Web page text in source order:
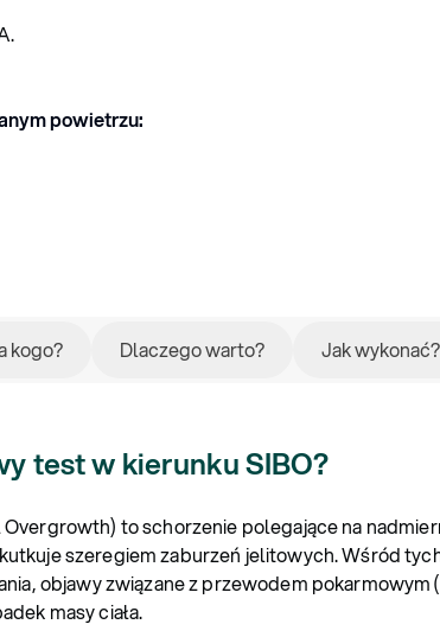
powietrzu:
kogo? Dlaczego warto? Jak wykonać?
test w kierunku SIBO?
to schorzenie polegające na
szeregiem zaburzeń jelitowych. Wśród
objawy związane z przewodem
masy ciała.